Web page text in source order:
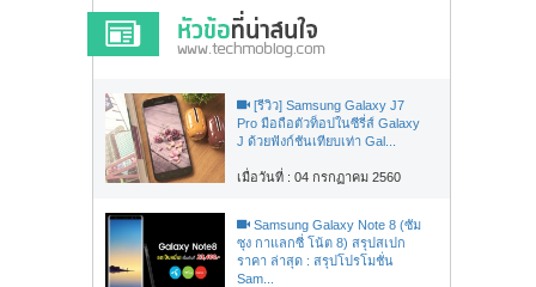
[รีวิว] Samsung Galaxy J7
Pro มือถือตัวท็อปในซีรี่ส์ Galaxy
J ด้วยฟังก์ชันเทียบเท่า Gal...
เมื่อวันที่ : 04 กรกฏาคม 2560
Samsung Galaxy Note 8 (ซัม
ซุง กาแลกซี่ โน้ต 8) สรุปสเปก
ราคา ล่าสุด : สรุปโปรโมชั่น
Sam...